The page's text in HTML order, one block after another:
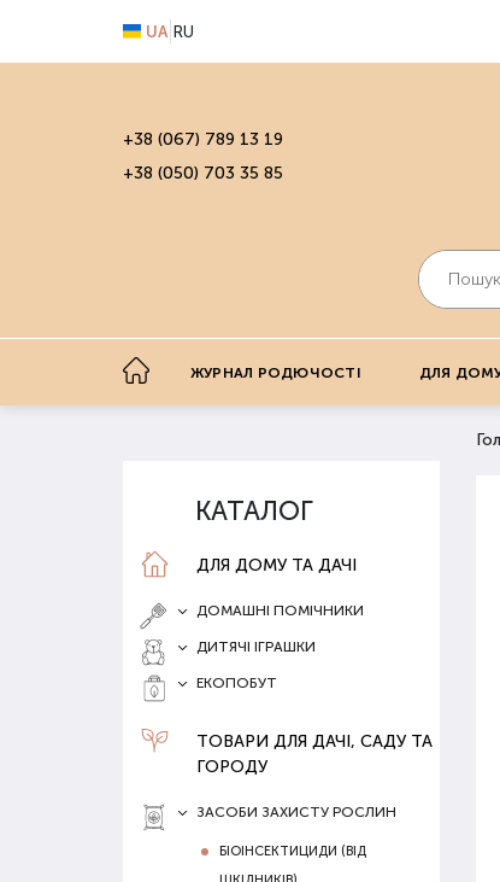
UA RU
+38 (067) 789 13 19
+38 (050) 703 35 85
ЖУРНАЛ РОДЮЧОСТІ ДЛЯ ДОМУ
КАТАЛОГ
ДЛЯ ДОМУ ТА ДАЧІ
ДОМАШНІ ПОМІЧНИКИ
ДИТЯЧІ ІГРАШКИ
ЕКОПОБУТ
ТОВАРИ ДЛЯ ДАЧІ, САДУ ТА
ГОРОДУ
ЗАСОБИ ЗАХИСТУ РОСЛИН
БІОІНСЕКТИЦИДИ (ВІД